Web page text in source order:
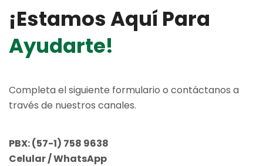
¡estamos Aquí Para
Ayudarte!
Completa el siguiente formulario o contáctanos a
través de nuestros canales.
PBX:(57-1) 758 9638
Celular / WhatsApp